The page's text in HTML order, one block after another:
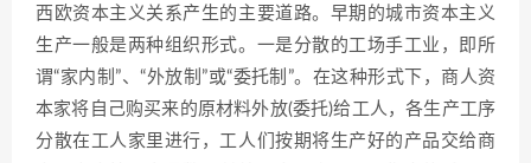
西欧资本主义关系产生的主要道路。早期的城市资本主义
生产一般是两种组织形式。一是分散的工场手工业，即所
谓“家内制”、“外放制”或“委托制”。在这种形式下，商人资
本家将自己购买来的原材料外放(委托)给工人，各生产工序
分散在工人家里进行，工人们按期将生产好的产品交给商